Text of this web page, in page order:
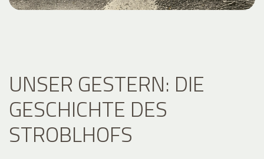
UNSER GESTERN: DIE
GESCHICHTE DES
STROBLHOFS